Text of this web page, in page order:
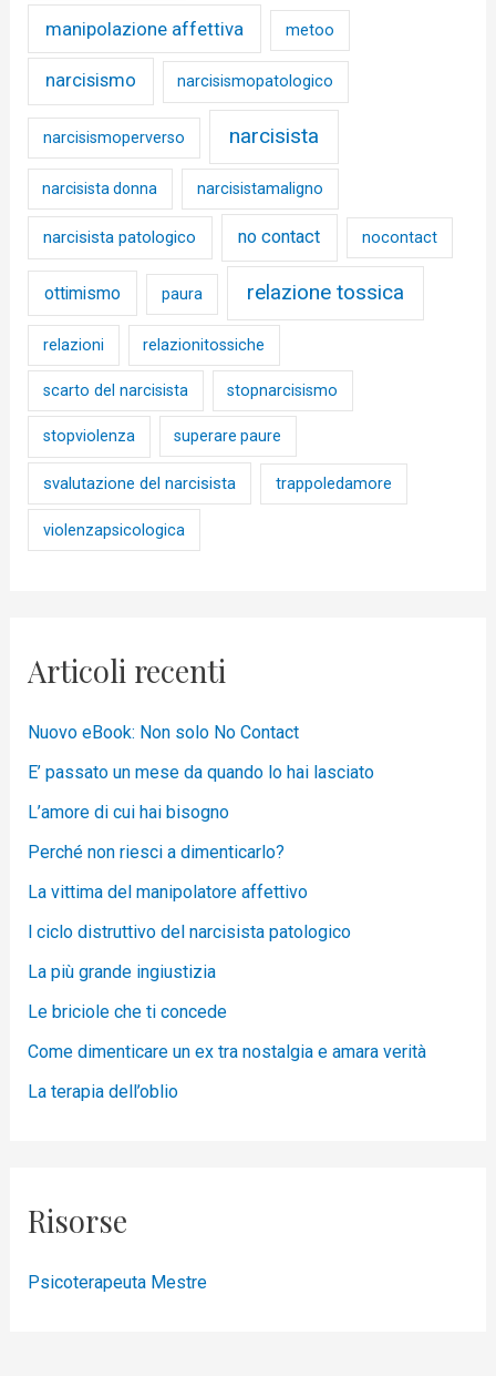
manipolazione affettiva metoo
narcisismo narcisismopatologico
narcisismoperverso narcisista
narcisista donna narcisistamaligno
narcisista patologico no contact nocontact
ottimismo paura relazione tossica
relazioni relazionitossiche
scarto del narcisista stopnarcisismo
stopviolenza superare paure
svalutazione del narcisista trappoledamore
violenzapsicologica
Articoli recenti
Nuovo eBook: Non solo No Contact
E’ passato un mese da quando lo hai lasciato
L’amore di cui hai bisogno
Perché non riesci a dimenticarlo?
La vittima del manipolatore affettivo
l ciclo distruttivo del narcisista patologico
La più grande ingiustizia
Le briciole che ti concede
Come dimenticare un ex tra nostalgia e amara verità
La terapia dell’oblio
Risorse
Psicoterapeuta Mestre